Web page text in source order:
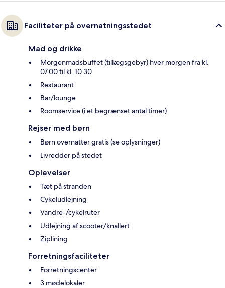
Faciliteter på overnatningsstedet
Mad og drikke
Morgenmadsbuffet (tillægsgebyr) hver morgen fra kl.
07.00 til kl. 10.30
Restaurant
Bar/lounge
Roomservice (i et begrænset antal timer)
Rejser med børn
Børn overnatter gratis (se oplysninger)
Livredder på stedet
Oplevelser
Tæt på stranden
Cykeludlejning
Vandre-/cykelruter
Udlejning af scooter/knallert
Ziplining
Forretningsfaciliteter
Forretningscenter
3 mødelokaler